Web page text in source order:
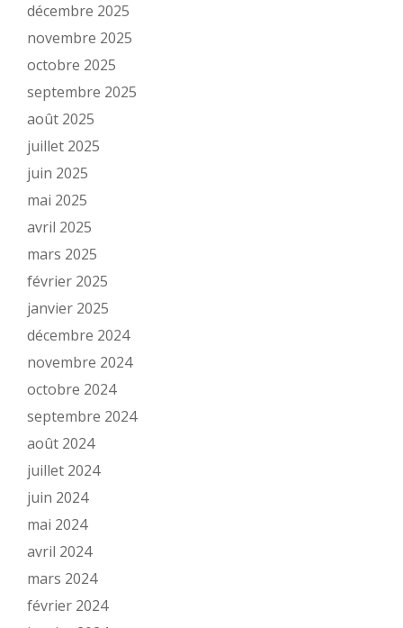
décembre 2025
novembre 2025
octobre 2025
septembre 2025
août 2025
juillet 2025
juin 2025
mai 2025
avril 2025
mars 2025
février 2025
janvier 2025
décembre 2024
novembre 2024
octobre 2024
septembre 2024
août 2024
juillet 2024
juin 2024
mai 2024
avril 2024
mars 2024
février 2024